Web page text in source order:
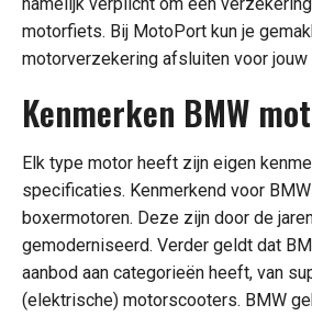
namelijk verplicht om een
motorfiets. Bij MotoPort kun je
motorverzekering afsluiten voor jouw
Kenmerken BMW
Elk type motor heeft zijn eigen
specificaties. Kenmerkend voor
boxermotoren. Deze zijn door de
gemoderniseerd. Verder geldt dat
aanbod aan categorieën heeft, van
(elektrische) motorscooters. BMW